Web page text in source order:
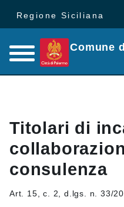
Regione Siciliana
Comune
Titolari di
consulenza
Art. 15, c. 2, d.lgs. n. 33/